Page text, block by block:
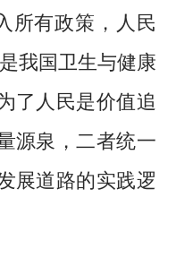
所有政策，人民
我国卫生与健康
了人民是价值追
源泉，二者统一
展道路的实践逻